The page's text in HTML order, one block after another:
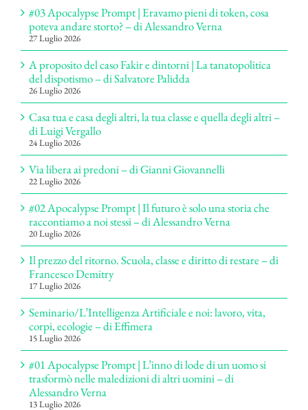
#03 Apocalypse Prompt | Eravamo pieni di token, cosa
poteva andare storto? – di Alessandro Verna
27 Luglio 2026
A proposito del caso Fakir e dintorni | La tanatopolitica
del dispotismo – di Salvatore Palidda
26 Luglio 2026
Casa tua e casa degli altri, la tua classe e quella degli altri –
di Luigi Vergallo
24 Luglio 2026
Via libera ai predoni – di Gianni Giovannelli
22 Luglio 2026
#02 Apocalypse Prompt | Il futuro è solo una storia che
raccontiamo a noi stessi – di Alessandro Verna
20 Luglio 2026
Il prezzo del ritorno. Scuola, classe e diritto di restare – di
Francesco Demitry
17 Luglio 2026
Seminario/L’Intelligenza Artificiale e noi: lavoro, vita,
corpi, ecologie – di Effimera
15 Luglio 2026
#01 Apocalypse Prompt | L’inno di lode di un uomo si
trasformò nelle maledizioni di altri uomini – di
Alessandro Verna
13 Luglio 2026